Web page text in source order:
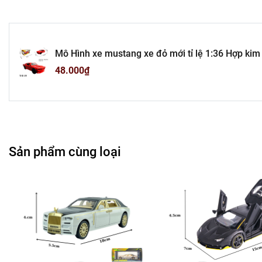
Liên hệ :
Bán
Rất mong hợp tác
Mô Hình xe mustang xe đỏ mới tỉ lệ 1:36 Hợp
5cm - cao 4cm - nặng : 500gram - FULL BOX :
48.000₫
Sản phẩm cùng loại